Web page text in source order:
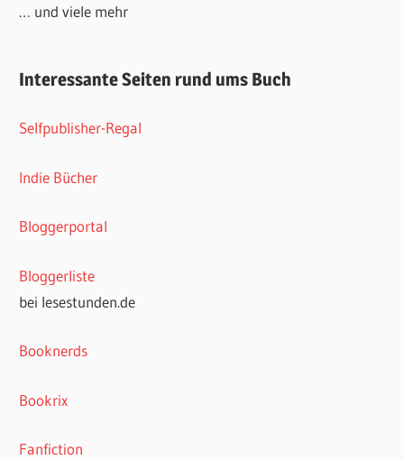
… und viele mehr
Interessante Seiten rund ums Buch
Selfpublisher-Regal
Indie Bücher
Bloggerportal
Bloggerliste
bei lesestunden.de
Booknerds
Bookrix
Fanfiction